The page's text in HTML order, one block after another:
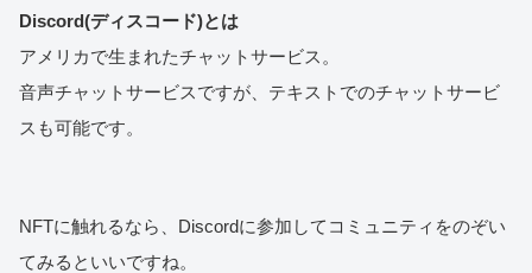
Discord(ディスコード)とは
アメリカで生まれたチャットサービス。
音声チャットサービスですが、テキストでのチャットサービ
スも可能です。
NFTに触れるなら、Discordに参加してコミュニティをのぞい
てみるといいですね。